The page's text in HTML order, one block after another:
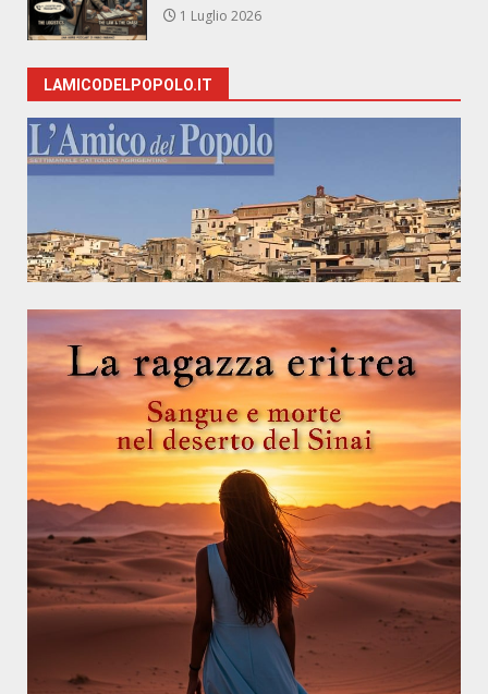
1 Luglio 2026
LAMICODELPOPOLO.IT